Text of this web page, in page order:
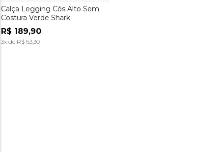
Calça Legging Cós Alto Sem
Costura Verde Shark
R$ 189,90
3x de R$ 63,30